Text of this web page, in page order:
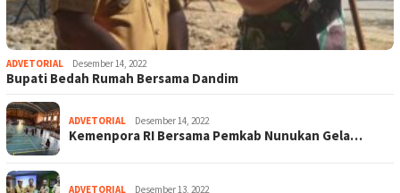
ADVETORIAL Desember 14, 2022
Bupati Bedah Rumah Bersama Dandim
ADVETORIAL Desember 14, 2022
Kemenpora RI Bersama Pemkab Nunukan Gela…
ADVETORIAL Desember 13, 2022